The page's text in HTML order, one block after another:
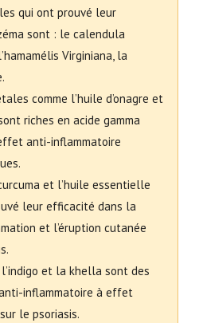
qui ont prouvé leur
sont : le calendula
Virginiana, la
comme l’huile d’onagre et
riches en acide gamma
anti-inflammatoire
et l’huile essentielle
leur efficacité dans la
et l’éruption cutanée
et la khella sont des
inflammatoire à effet
le psoriasis.